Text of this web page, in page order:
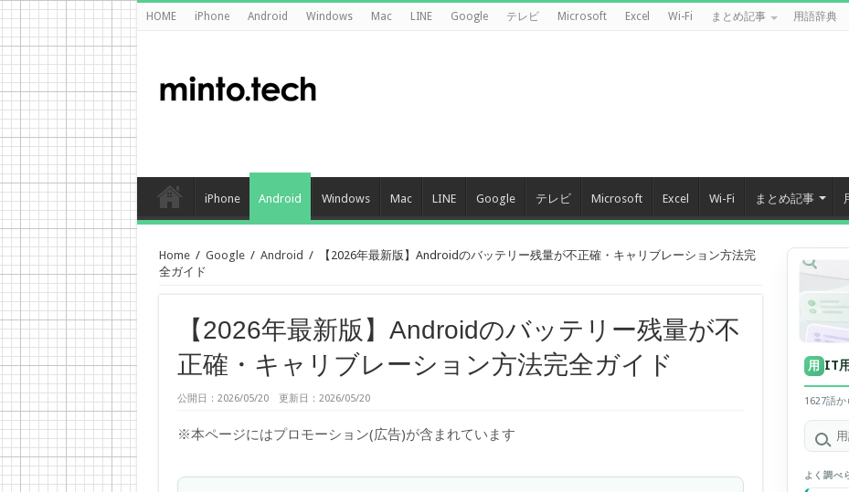
HOME iPhone Android Windows Mac LINE Google テレビ Microsoft Excel Wi-Fi まとめ記事 用語辞典
iPhone Android Windows Mac LINE Google テレビ Microsoft Excel Wi-Fi まとめ記事
Home / Google / Android /
【2026年最新版】Androidのバッテリー残量が不正確・キャリブレーション方法完
全ガイド
【2026年最新版】Androidのバッテリー残量が不
正確・キャリブレーション方法完全ガイド
公開日：2026/05/20 更新日：2026/05/20
※本ページにはプロモーション(広告)が含まれています
用 IT
1627語
よく調べ